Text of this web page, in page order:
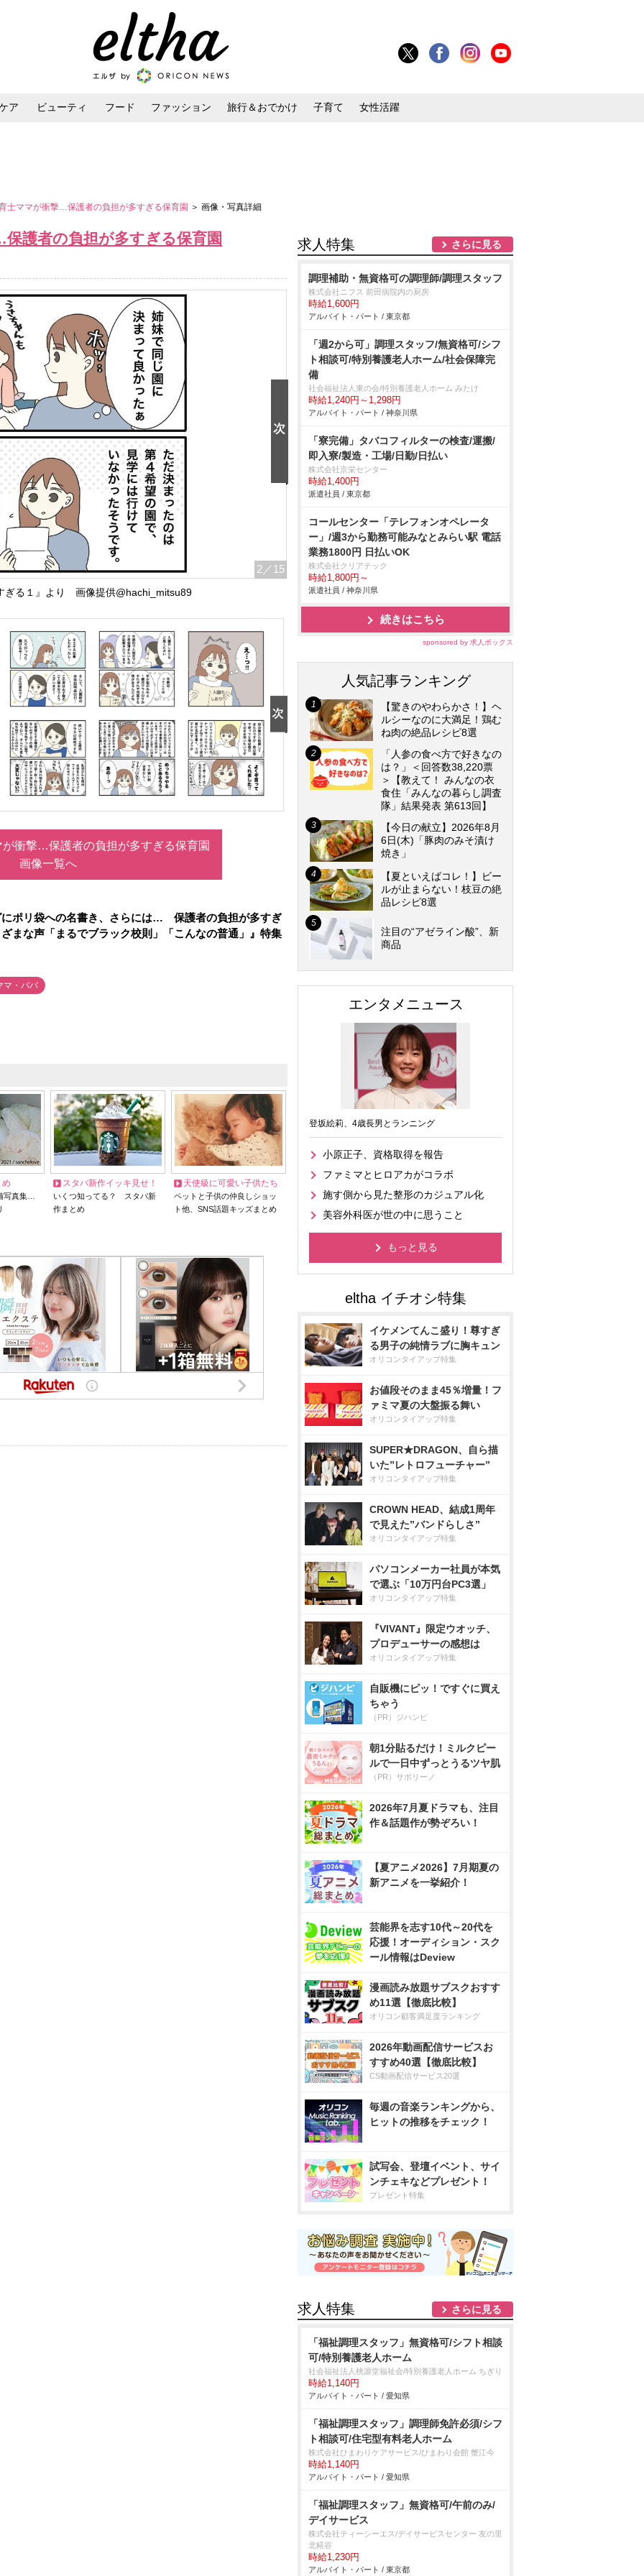
ア ビューティ フード ファッション 旅行＆おでかけ 子育て 女性活躍
士ママが衝撃…保護者の負担が多すぎる保育園 ＞ 画像・写真詳細
護者の負担が多すぎる保育園
2 ／15
ぎる１』より 画像提供@hachi_mitsu89
衝撃…保護者の負担が多すぎる保育園
画像一覧へ
にポリ袋への名書き、さらには… 保護者の負担が多すぎ
まな声「まるでブラック校則」「こんなの普通」』特集
マ・パパ
め
写真集…
スタバ新作イッキ見せ！
いくつ知ってる？ スタバ新
作まとめ
天使級に可愛い子供たち
ペットと子供の仲良しショッ
ト他、SNS話題キッズまとめ
求人特集 さらに見る
調理補助・無資格可の調理師/調理スタッフ
株式会社ニフス 前田病院内の厨房
時給1,600円
アルバイト・パート / 東京都
「週2から可」調理スタッフ/無資格可/シフ
ト相談可/特別養護老人ホーム/社会保障完
備
社会福祉法人東の会/特別養護老人ホーム みたけ
時給1,240円～1,298円
アルバイト・パート / 神奈川県
「寮完備」タバコフィルターの検査/運搬/
即入寮/製造・工場/日勤/日払い
株式会社京栄センター
時給1,400円
派遣社員 / 東京都
コールセンター「テレフォンオペレータ
ー」/週3から勤務可能みなとみらい駅 電話
業務1800円 日払いOK
株式会社クリアテック
時給1,800円～
派遣社員 / 神奈川県
続きはこちら
sponsored by 求人ボックス
人気記事ランキング
【驚きのやわらかさ！】ヘ
ルシーなのに大満足！鶏む
ね肉の絶品レシピ8選
「人参の食べ方で好きなの
は？」＜回答数38,220票
＞【教えて！ みんなの衣
食住「みんなの暮らし調査
隊」結果発表 第613回】
【今日の献立】2026年8月
6日(木)「豚肉のみそ漬け
焼き」
【夏といえばコレ！】ビー
ルが止まらない！枝豆の絶
品レシピ8選
注目の“アゼライン酸”、新
商品
エンタメニュース
登坂絵莉、4歳長男とランニング
小原正子、資格取得を報告
ファミマとヒロアカがコラボ
施す側から見た整形のカジュアル化
美容外科医が世の中に思うこと
もっと見る
イケメンてんこ盛り！尊すぎ
る男子の純情ラブに胸キュン
オリコンタイアップ特集
お値段そのまま45％増量！フ
ァミマ夏の大盤振る舞い
オリコンタイアップ特集
SUPER★DRAGON、自ら描
いた”レトロフューチャー”
オリコンタイアップ特集
CROWN HEAD、結成1周年
で見えた”バンドらしさ”
オリコンタイアップ特集
パソコンメーカー社員が本気
で選ぶ「10万円台PC3選」
オリコンタイアップ特集
『VIVANT』限定ウオッチ、
プロデューサーの感想は
オリコンタイアップ特集
自販機にピッ！ですぐに買え
ちゃう
（PR）ジハンピ
朝1分貼るだけ！ミルクピー
ルで一日中ずっとうるツヤ肌
（PR）サボリーノ
2026年7月夏ドラマも、注目
作＆話題作が勢ぞろい！
【夏アニメ2026】7月期夏の
新アニメを一挙紹介！
芸能界を志す10代～20代を
応援！オーディション・スク
ール情報はDeview
漫画読み放題サブスクおすす
め11選【徹底比較】
オリコン顧客満足度ランキング
2026年動画配信サービスお
すすめ40選【徹底比較】
CS動画配信サービス20選
毎週の音楽ランキングから、
ヒットの推移をチェック！
試写会、登壇イベント、サイ
ンチェキなどプレゼント！
プレゼント特集
求人特集 さらに見る
「福祉調理スタッフ」無資格可/シフト相談
可/特別養護老人ホーム
社会福祉法人桃源堂福祉会/特別養護老人ホーム ちぎり
時給1,140円
アルバイト・パート / 愛知県
「福祉調理スタッフ」調理師免許必須/シフ
ト相談可/住宅型有料老人ホーム
株式会社ひまわりケアサービス/ひまわり会館 蟹江今
時給1,140円
アルバイト・パート / 愛知県
「福祉調理スタッフ」無資格可/午前のみ/
デイサービス
株式会社ティーシーエス/デイサービスセンター 友の里
北糀谷
時給1,230円
アルバイト・パート / 東京都